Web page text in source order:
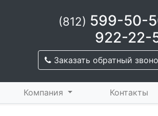
(812) 599-50-
922-22-
Заказать обратный
Компания Контакты